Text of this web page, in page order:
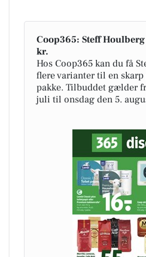
Coop365: Steff
kr.
Hos Coop365 kan du få
flere varianter til en skarp
pakke. Tilbuddet gælder
juli til onsdag den 5.